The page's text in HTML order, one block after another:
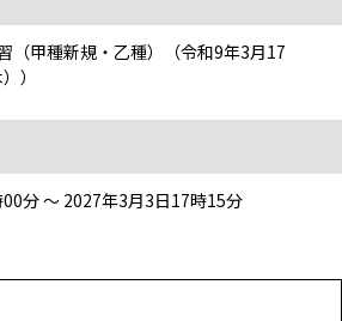
（甲種新規・乙種）（令和9年3月17
）
分 ～ 2027年3月3日17時15分